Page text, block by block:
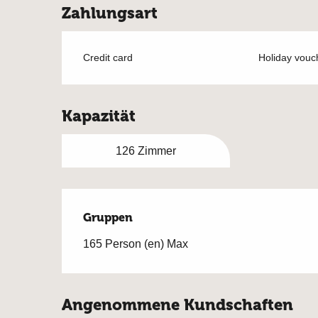
Zahlungsart
Credit card Holiday
Kapazität
126 Zimmer
Gruppen
Gruppen
165 Person (en) Max
Angenommene Kundschaften